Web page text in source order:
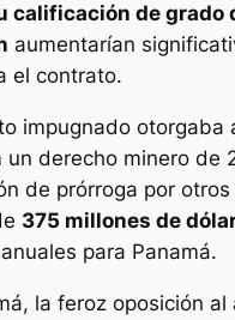
calificación de grado
aumentarían
el contrato.
impugnado otorgaba
un derecho minero de
de prórroga por
375 millones de
para Panamá.
la feroz oposición al